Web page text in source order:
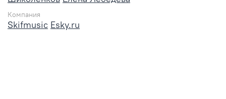
Компания
Skifmusic Esky.ru